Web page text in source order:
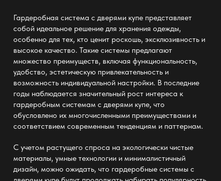
Гардеробная система с дверями купе представляет
собой идеальное решение для хранения одежды,
особенно для тех, кто ценит роскошь, эксклюзивность и
высокое качество. Такие системы предлагают
множество преимуществ, включая функциональность,
удобство, эстетическую привлекательность и
возможность индивидуальной настройки. В последние
годы наблюдается значительный рост интереса к
гардеробным системам с дверями купе, что
обусловлено их многочисленными преимуществами и
соответствием современным тенденциям и паттернам.
С учетом растущего спроса на экологически чистые
материалы, умные технологии и минималистичный
дизайн, можно ожидать, что гардеробные системы с